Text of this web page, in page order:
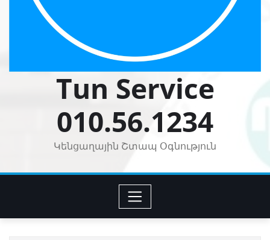
Tun Service
010.56.1234
Կենցաղային Շտապ Օգնություն